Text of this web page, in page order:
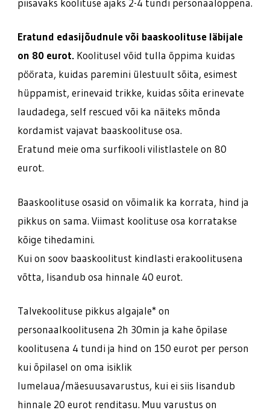
piisavaks koolituse ajaks 2-4 tundi personaalõppena.
Eratund edasijõudnule või baaskoolituse läbijale
on 80 eurot. Koolitusel võid tulla õppima kuidas
pöörata, kuidas paremini ülestuult sõita, esimest
hüppamist, erinevaid trikke, kuidas sõita erinevate
laudadega, self rescued või ka näiteks mõnda
kordamist vajavat baaskoolituse osa.
Eratund meie oma surfikooli vilistlastele on 80
eurot.
Baaskoolituse osasid on võimalik ka korrata, hind ja
pikkus on sama. Viimast koolituse osa korratakse
kõige tihedamini.
Kui on soov baaskoolitust kindlasti erakoolitusena
võtta, lisandub osa hinnale 40 eurot.
Talvekoolituse pikkus algajale* on
personaalkoolitusena 2h 30min ja kahe õpilase
koolitusena 4 tundi ja hind on 150 eurot per person
kui õpilasel on oma isiklik
lumelaua/mäesuusavarustus, kui ei siis lisandub
hinnale 20 eurot renditasu. Muu varustus on